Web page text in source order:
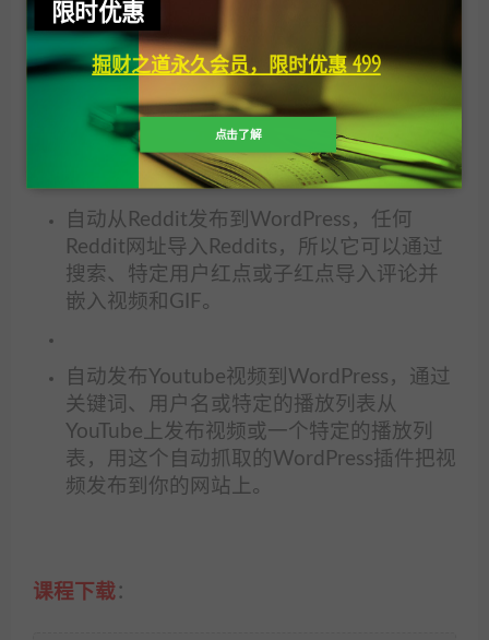
自动从Pinterest发布到WordPress，按关键
词、板块或从一个特定的个人资料导入
Pinterest图钉，并将它们直接发布到你的
WordPress插件将它们直接发布到你的
的网站上。
自动从Reddit发布到WordPress，任何
Reddit网址导入Reddits，所以它可以通过
搜索、特定用户红点或子红点导入评论并
嵌入视频和GIF。
自动发布Youtube视频到WordPress，通过
关键词、用户名或特定的播放列表从
YouTube上发布视频或一个特定的播放列
表，用这个自动抓取的WordPress插件把视
频发布到你的网站上。
课程下载 ：
限时优惠
掘财之道永久会员，限时优惠 499
点击了解